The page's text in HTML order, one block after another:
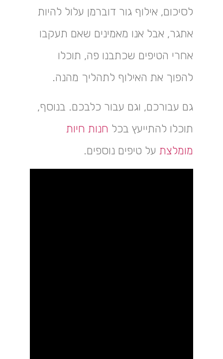
לסיכום, אילוף גור דוברמן עלול להיות
אתגר, אבל אנו מאמינים שאם תעקבו
אחרי הטיפים שכתבנו פה, תוכלו
להפוך את האילוף לתהליך מהנה.
גם עבורכם, וגם עבור כלבכם. בנוסף,
תוכלו להתייעץ בכל חנות חיות
מומלצת על טיפים נוספים.